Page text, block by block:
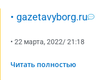
• gazetavyborg.ru
• 22 марта, 2022/21:18
Читать полностью